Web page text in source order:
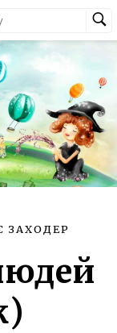
ЗАХОДЕР